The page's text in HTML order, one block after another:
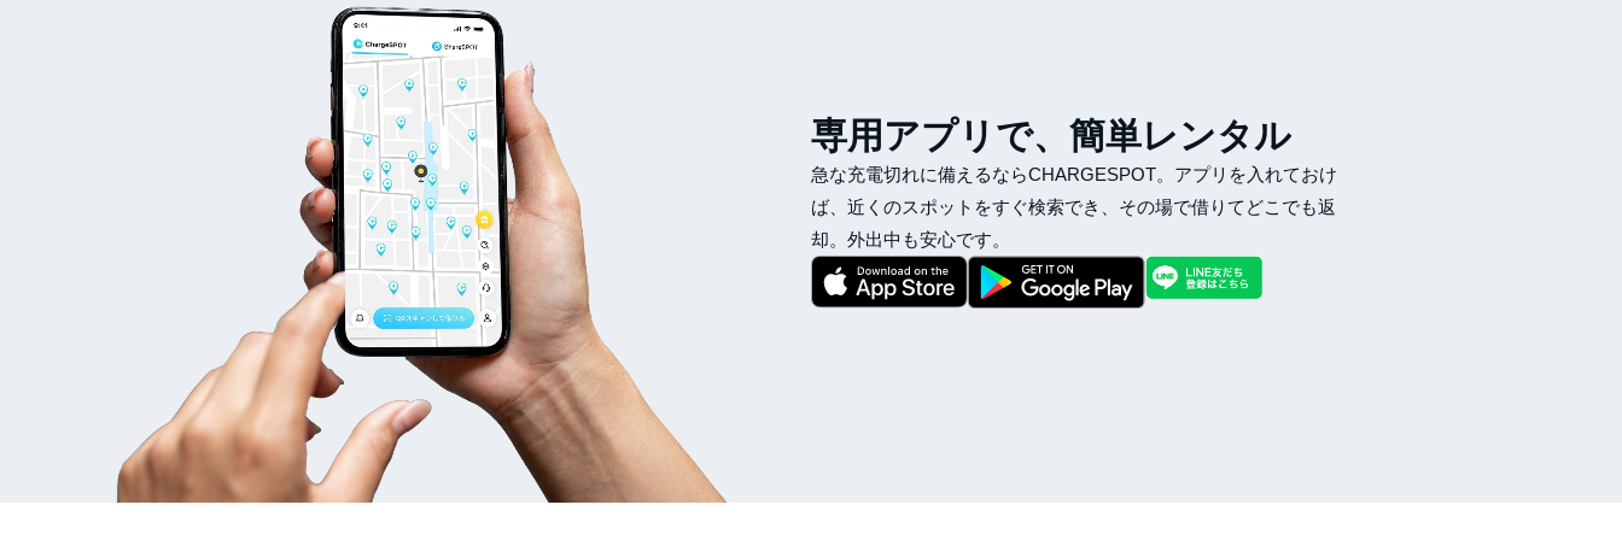
専用アプリで、簡単レンタル
急な充電切れに備えるならCHARGESPOT。アプリを入れておけ
ば、近くのスポットをすぐ検索でき、その場で借りてどこでも返
却。外出中も安心です。